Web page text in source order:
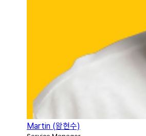
Martin (왕현수)